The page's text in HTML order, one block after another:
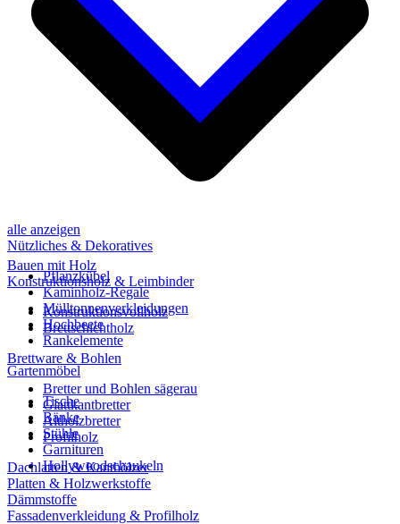
alle anzeigen
Nützliches & Dekoratives
Pflanzkübel
Kaminholz-Regale
Mülltonnenverkleidungen
Hochbeete
Rankelemente
Gartenmöbel
Tische
Bänke
Stühle
Garnituren
Hollywoodschaukeln
Bauen mit Holz
Konstruktionsholz & Leimbinder
Konstruktionsvollholz
Brettschichtholz
Brettware & Bohlen
Bretter und Bohlen sägerau
Glattkantbretter
Altholzbretter
Profilholz
Dachlatten & Kanthölzer
Platten & Holzwerkstoffe
Dämmstoffe
Fassadenverkleidung & Profilholz